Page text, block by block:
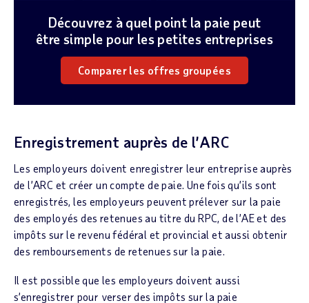
Découvrez à quel point la paie peut
être simple pour les petites entreprises
Comparer les offres groupées
Enregistrement auprès de l’ARC
Les employeurs doivent enregistrer leur entreprise auprès
de l’ARC et créer un compte de paie. Une fois qu’ils sont
enregistrés, les employeurs peuvent prélever sur la paie
des employés des retenues au titre du RPC, de l’AE et des
impôts sur le revenu fédéral et provincial et aussi obtenir
des remboursements de retenues sur la paie.
Il est possible que les employeurs doivent aussi
s’enregistrer pour verser des impôts sur la paie